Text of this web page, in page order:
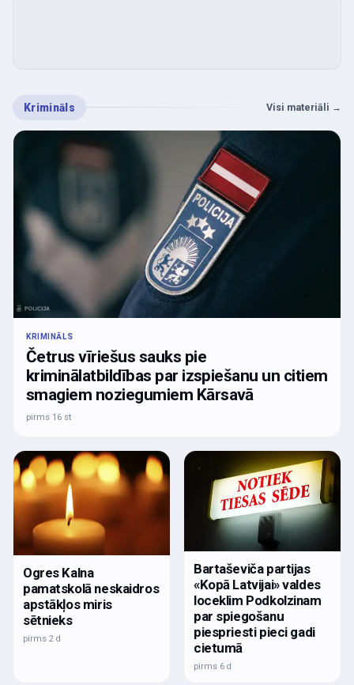
Krimināls Visi materiāli →
KRIMINĀLS
Četrus vīriešus sauks pie
kriminālatbildības par izspiešanu un citiem
smagiem noziegumiem Kārsavā
pirms 16 st
Ogres Kalna
pamatskolā neskaidros
apstākļos miris
sētnieks
pirms 2 d
Bartaševiča partijas
«Kopā Latvijai» valdes
loceklim Podkolzinam
par spiegošanu
piespriesti pieci gadi
cietumā
pirms 6 d